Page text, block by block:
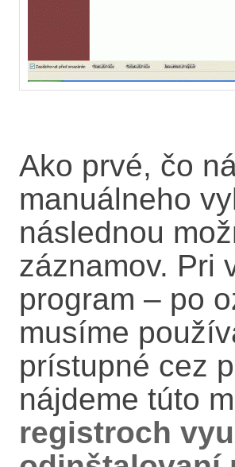
Ako prvé, čo
manuálneho
následnou
záznamov. Pri
program – po
musíme
prístupné cez
nájdeme túto
registroch